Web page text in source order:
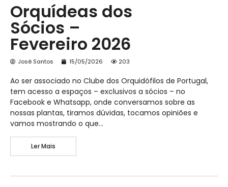
Orquídeas dos
Sócios –
Fevereiro 2026
José Santos 15/05/2026 203
Ao ser associado no Clube dos Orquidófilos de Portugal,
tem acesso a espaços – exclusivos a sócios – no
Facebook e Whatsapp, onde conversamos sobre as
nossas plantas, tiramos dúvidas, tocamos opiniões e
vamos mostrando o que…
Ler Mais